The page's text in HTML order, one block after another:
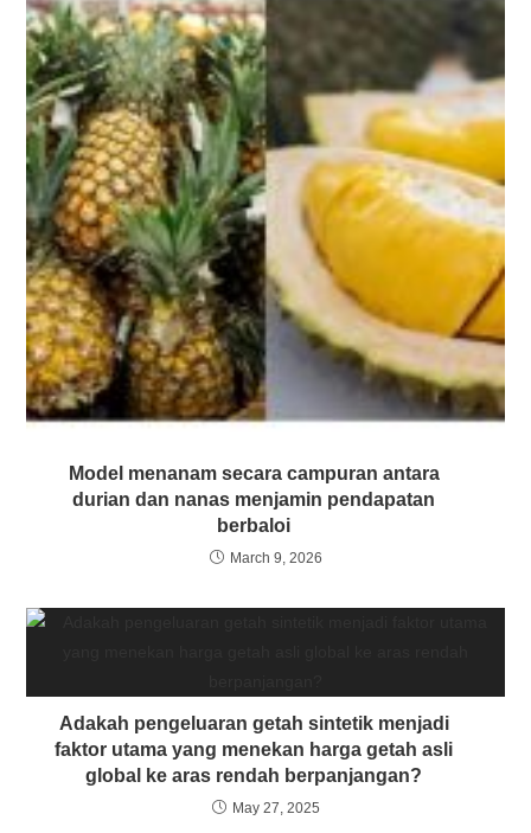
Model menanam secara campuran antara
durian dan nanas menjamin pendapatan
berbaloi
March 9, 2026
Adakah pengeluaran getah sintetik menjadi
faktor utama yang menekan harga getah asli
global ke aras rendah berpanjangan?
May 27, 2025